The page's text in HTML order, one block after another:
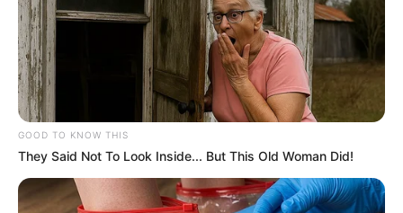
Bikin Ngakak, 10 Potret
Cosplay Murah Pakai Bahan
Seadanya
GOOD TO KNOW THIS
They Said Not To Look Inside... But This Old Woman Did!